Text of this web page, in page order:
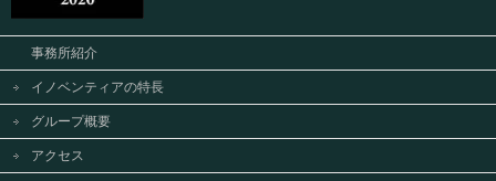
事務所紹介
イノベンティアの特長
グループ概要
アクセス